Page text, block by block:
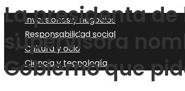
Inversiones y negocios
Responsabilidad social
Cultura y ocio
Ciencia y tecnología
La presidenta
supervisora
Gobierno que